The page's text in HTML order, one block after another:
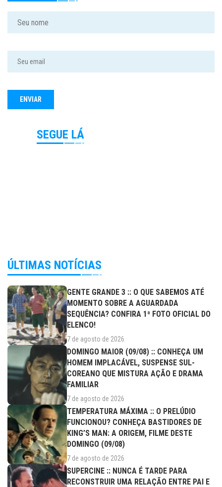
SEGUE LÁ
ÚLTIMAS NOTÍCIAS
GENTE GRANDE 3 :: O QUE SABEMOS ATÉ
MOMENTO SOBRE A AGUARDADA
SEQUÊNCIA? CONFIRA 1ª FOTO OFICIAL DO
ELENCO!
7 de agosto de 2026
DOMINGO MAIOR (09/08) :: CONHEÇA UM
HOMEM IMPLACÁVEL, SUSPENSE SUL-
COREANO QUE MISTURA AÇÃO E DRAMA
FAMILIAR
7 de agosto de 2026
TEMPERATURA MÁXIMA :: O PRELÚDIO
FUNCIONOU? CONHEÇA BASTIDORES DE
KING’S MAN: A ORIGEM, FILME DESTE
DOMINGO (09/08)
7 de agosto de 2026
SUPERCINE :: NUNCA É TARDE PARA
RECONSTRUIR UMA RELAÇÃO ENTRE PAI E